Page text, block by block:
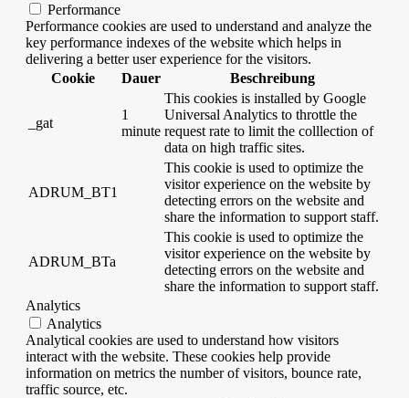
Performance
Performance cookies are used to understand and analyze the
key performance indexes of the website which helps in
delivering a better user experience for the visitors.
Cookie
Dauer Beschreibung
_gat
1
minute
This cookies is installed by Google
Universal Analytics to throttle the
request rate to limit the colllection of
data on high traffic sites.
ADRUM_BT1
This cookie is used to optimize the
visitor experience on the website by
detecting errors on the website and
share the information to support staff.
ADRUM_BTa
This cookie is used to optimize the
visitor experience on the website by
detecting errors on the website and
share the information to support staff.
Analytics
Analytics
Analytical cookies are used to understand how visitors
interact with the website. These cookies help provide
information on metrics the number of visitors, bounce rate,
traffic source, etc.